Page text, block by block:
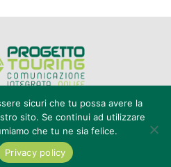
al ROC n°20616 - P.IVA e CF
Reggio Calabria n° 04/1976 -
sicuri che tu possa avere la
sito. Se continui ad utilizzare
che tu ne sia felice.
Privacy policy